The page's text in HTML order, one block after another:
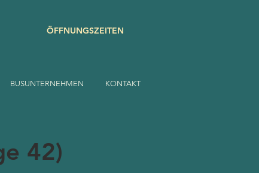
ÖFFNUNGSZEITEN
BUSUNTERNEHMEN KONTAKT
42)